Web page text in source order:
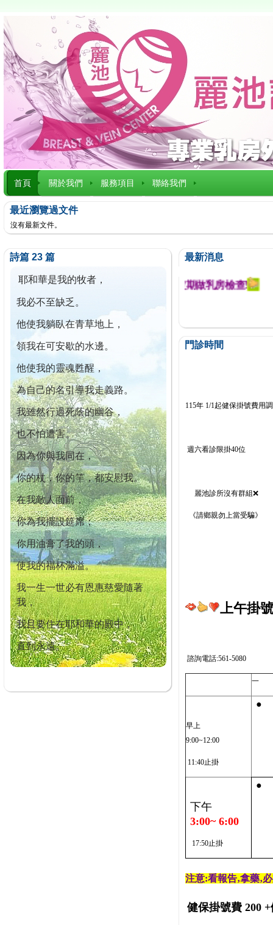
首頁 關於我們 服務項目 聯絡我們
最近瀏覽過文件
沒有最新文件。
詩篇 23 篇
耶和華是我的牧者，
我必不至缺乏。
他使我躺臥在青草地上，
領我在可安歇的水邊。
他使我的靈魂甦醒，
為自己的名引導我走義路。
我雖然行過死蔭的幽谷，
也不怕遭害。
因為你與我同在，
你的杖，你的竿，都安慰我。
在我敵人面前，
你為我擺設筵席；
你用油膏了我的頭，
使我的福杯滿溢。
我一生一世必有恩惠慈愛隨著
我，
我且要住在耶和華的殿中，
直到永遠。
最新消息
今已篩檢出1700位乳癌患者,提醒您定期做乳房檢查!
門診時間
115年 1/1起健保掛號費用
週六看診限掛40位
麗池診所沒有群組❌
《請鄉親勿上當受騙》
上午掛
諮詢電話:561-5080
一
早上
9:00~12:00
11:40止掛
●
下午
3:00~ 6:00
17:50止掛
●
注意:看報告‚拿藥‚
健保掛號費 200 +